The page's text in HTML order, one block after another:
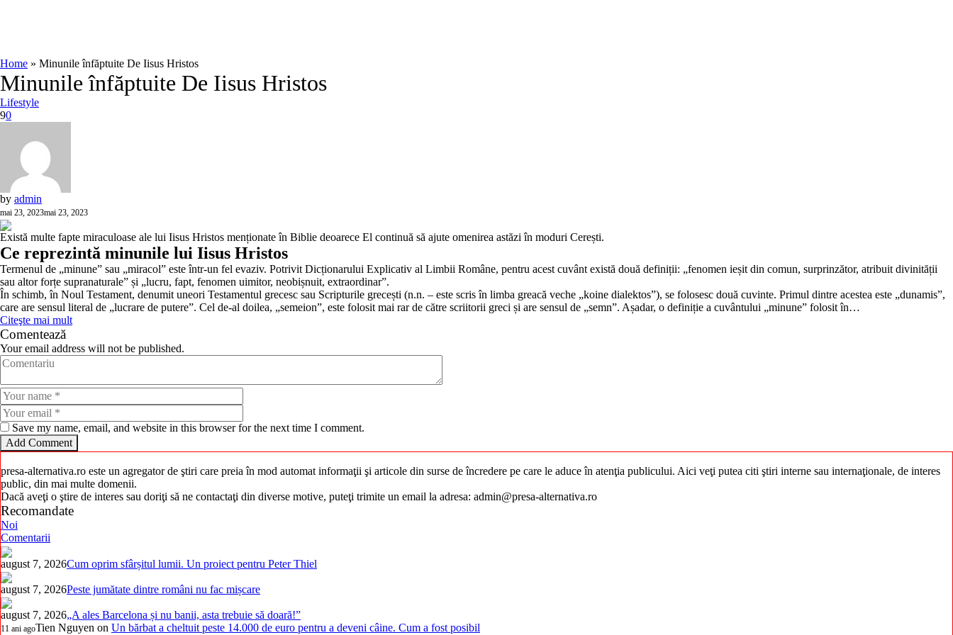
Home » Minunile înfăptuite De Iisus Hristos
Minunile înfăptuite De Iisus Hristos
Lifestyle
90
by admin
mai 23, 2023mai 23, 2023
Există multe fapte miraculoase ale lui Iisus Hristos menționate în Biblie deoarece El continuă să ajute omenirea astăzi în moduri Cerești.
Ce reprezintă minunile lui Iisus Hristos
Termenul de „minune” sau „miracol” este într-un fel evaziv. Potrivit Dicționarului Explicativ al Limbii Române, pentru acest cuvânt există două definiții: „fenomen ieșit din comun, surprinzător, atribuit divinității
sau altor forțe supranaturale” și „lucru, fapt, fenomen uimitor, neobișnuit, extraordinar”.
În schimb, în Noul Testament, denumit uneori Testamentul grecesc sau Scripturile grecești (n.n. – este scris în limba greacă veche „koine dialektos”), se folosesc două cuvinte. Primul dintre acestea este „dunamis”,
care are sensul literal de „lucrare de putere”. Cel de-al doilea, „semeion”, este folosit mai rar de către scriitorii greci și are sensul de „semn”. Așadar, o definiție a cuvântului „minune” folosit în…
Citeşte mai mult
Comentează
Your email address will not be published.
Save my name, email, and website in this browser for the next time I comment.
presa-alternativa.ro este un agregator de ştiri care preia în mod automat informaţii şi articole din surse de încredere pe care le aduce în atenţia publicului. Aici veţi putea citi ştiri interne sau internaţionale, de interes
public, din mai multe domenii.
Dacă aveţi o ştire de interes sau doriţi să ne contactaţi din diverse motive, puteţi trimite un email la adresa: admin@presa-alternativa.ro
Recomandate
Noi
Comentarii
august 7, 2026Cum oprim sfârșitul lumii. Un proiect pentru Peter Thiel
august 7, 2026Peste jumătate dintre români nu fac mișcare
august 7, 2026„A ales Barcelona și nu banii, asta trebuie să doară!”
11 ani agoTien Nguyen on Un bărbat a cheltuit peste 14.000 de euro pentru a deveni câine. Cum a fost posibil